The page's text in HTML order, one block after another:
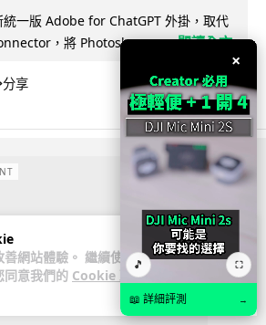
網站體驗。 繼續使用
同意我們的 Cookie 政
一版 Adobe for ChatGPT 外掛，取代
，將 Photoshop、... 閱讀全文
分享
×
🎵 ⛶
📖 詳細評測 →